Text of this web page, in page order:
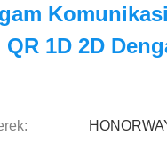
QR 1D 2D